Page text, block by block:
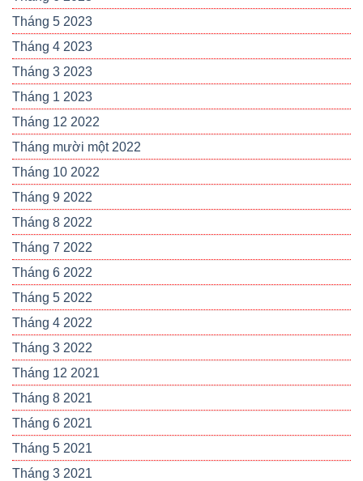
Tháng 5 2023
Tháng 4 2023
Tháng 3 2023
Tháng 1 2023
Tháng 12 2022
Tháng mười một 2022
Tháng 10 2022
Tháng 9 2022
Tháng 8 2022
Tháng 7 2022
Tháng 6 2022
Tháng 5 2022
Tháng 4 2022
Tháng 3 2022
Tháng 12 2021
Tháng 8 2021
Tháng 6 2021
Tháng 5 2021
Tháng 3 2021